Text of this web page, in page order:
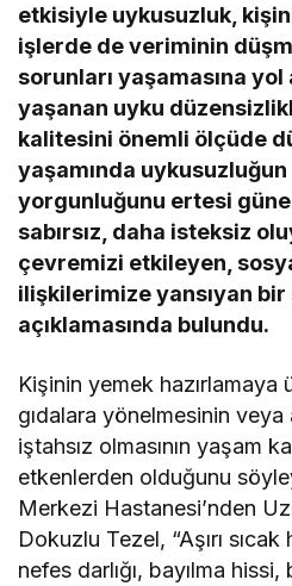
etkisiyle uykusuzluk,
işlerde de veriminin
sorunları yaşamasına
yaşanan uyku
kalitesini önemli ölçüde
yaşamında
yorgunluğunu ertesi
sabırsız, daha isteksiz
çevremizi etkileyen,
ilişkilerimize yansıyan bir
açıklamasında bulundu.
Kişinin yemek hazırlamaya
gıdalara yönelmesinin veya
iştahsız olmasının yaşam
etkenlerden olduğunu
Merkezi Hastanesi’nden
Dokuzlu Tezel, “Aşırı
nefes darlığı, bayılma